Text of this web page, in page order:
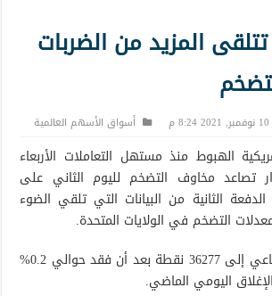
المزيد من الضربات
10 نوفمبر, 2021 8:24 م أسواق الأسهم العالمية
الهبوط منذ مستهل التعاملات الأربعاء
تصاعد مخاوف التضخم لليوم الثاني على
الثانية من البيانات التي تلقي الضوء
التضخم في الولايات المتحدة.
وهبط داو جونز الصناعي إلى 36277 نقطة بعد أن فقد حوالي 0.2%